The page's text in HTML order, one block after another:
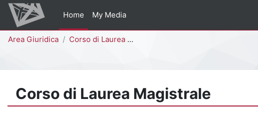
Vai al contenuto principale
Home
My Media
Percorso della pagina
Area Giuridica Corso di Laurea Magistrale
Corso di Laurea Magistrale